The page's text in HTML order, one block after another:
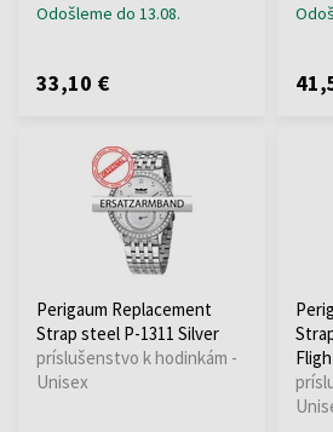
Odošleme do 13.08.
33,10 €
Perigaum Replacement
Strap steel P-1311 Silver
príslušenstvo k hodinkám -
Unisex